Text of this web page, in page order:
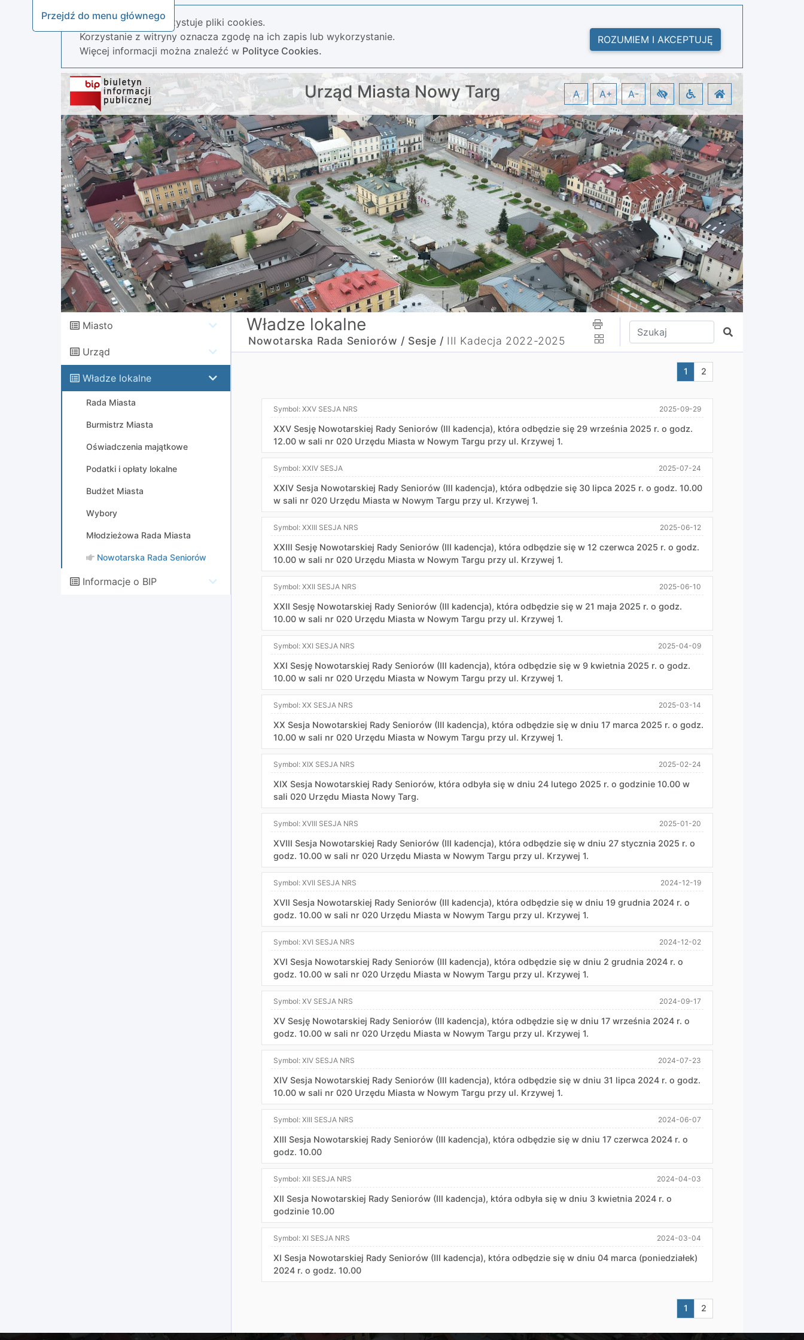
Przejdź do menu głównego
Nasza strona wykorzystuje pliki cookies.
Korzystanie z witryny oznacza zgodę na ich zapis lub wykorzystanie.
Więcej informacji można znaleźć w Polityce Cookies.
ROZUMIEM I AKCEPTUJĘ
Urząd Miasta Nowy Targ A A+ A-
Miasto
Urząd
Władze lokalne
Rada Miasta
Burmistrz Miasta
Oświadczenia majątkowe
Podatki i opłaty lokalne
Budżet Miasta
Wybory
Młodzieżowa Rada Miasta
Nowotarska Rada Seniorów
Informacje o BIP
Władze lokalne
Nowotarska Rada Seniorów / Sesje / III Kadecja 2022-2025
Wpisz tekst do wyszukania
Szukaj
Aktualna strona nr 1
1 Przejdź do strony nr 2
2
Symbol: XXV SESJA NRS 2025-09-29
XXV Sesję Nowotarskiej Rady Seniorów (III kadencja), która odbędzie się 29 września 2025 r. o godz.
12.00 w sali nr 020 Urzędu Miasta w Nowym Targu przy ul. Krzywej 1.
Symbol: XXIV SESJA 2025-07-24
XXIV Sesja Nowotarskiej Rady Seniorów (III kadencja), która odbędzie się 30 lipca 2025 r. o godz. 10.00
w sali nr 020 Urzędu Miasta w Nowym Targu przy ul. Krzywej 1.
Symbol: XXIII SESJA NRS 2025-06-12
XXIII Sesję Nowotarskiej Rady Seniorów (III kadencja), która odbędzie się w 12 czerwca 2025 r. o godz.
10.00 w sali nr 020 Urzędu Miasta w Nowym Targu przy ul. Krzywej 1.
Symbol: XXII SESJA NRS 2025-06-10
XXII Sesję Nowotarskiej Rady Seniorów (III kadencja), która odbędzie się w 21 maja 2025 r. o godz.
10.00 w sali nr 020 Urzędu Miasta w Nowym Targu przy ul. Krzywej 1.
Symbol: XXI SESJA NRS 2025-04-09
XXI Sesję Nowotarskiej Rady Seniorów (III kadencja), która odbędzie się w 9 kwietnia 2025 r. o godz.
10.00 w sali nr 020 Urzędu Miasta w Nowym Targu przy ul. Krzywej 1.
Symbol: XX SESJA NRS 2025-03-14
XX Sesja Nowotarskiej Rady Seniorów (III kadencja), która odbędzie się w dniu 17 marca 2025 r. o godz.
10.00 w sali nr 020 Urzędu Miasta w Nowym Targu przy ul. Krzywej 1.
Symbol: XIX SESJA NRS 2025-02-24
XIX Sesja Nowotarskiej Rady Seniorów, która odbyła się w dniu 24 lutego 2025 r. o godzinie 10.00 w
sali 020 Urzędu Miasta Nowy Targ.
Symbol: XVIII SESJA NRS 2025-01-20
XVIII Sesja Nowotarskiej Rady Seniorów (III kadencja), która odbędzie się w dniu 27 stycznia 2025 r. o
godz. 10.00 w sali nr 020 Urzędu Miasta w Nowym Targu przy ul. Krzywej 1.
Symbol: XVII SESJA NRS 2024-12-19
XVII Sesja Nowotarskiej Rady Seniorów (III kadencja), która odbędzie się w dniu 19 grudnia 2024 r. o
godz. 10.00 w sali nr 020 Urzędu Miasta w Nowym Targu przy ul. Krzywej 1.
Symbol: XVI SESJA NRS 2024-12-02
XVI Sesja Nowotarskiej Rady Seniorów (III kadencja), która odbędzie się w dniu 2 grudnia 2024 r. o
godz. 10.00 w sali nr 020 Urzędu Miasta w Nowym Targu przy ul. Krzywej 1.
Symbol: XV SESJA NRS 2024-09-17
XV Sesję Nowotarskiej Rady Seniorów (III kadencja), która odbędzie się w dniu 17 września 2024 r. o
godz. 10.00 w sali nr 020 Urzędu Miasta w Nowym Targu przy ul. Krzywej 1.
Symbol: XIV SESJA NRS 2024-07-23
XIV Sesja Nowotarskiej Rady Seniorów (III kadencja), która odbędzie się w dniu 31 lipca 2024 r. o godz.
10.00 w sali nr 020 Urzędu Miasta w Nowym Targu przy ul. Krzywej 1.
Symbol: XIII SESJA NRS 2024-06-07
XIII Sesja Nowotarskiej Rady Seniorów (III kadencja), która odbędzie się w dniu 17 czerwca 2024 r. o
godz. 10.00
Symbol: XII SESJA NRS 2024-04-03
XII Sesja Nowotarskiej Rady Seniorów (III kadencja), która odbyła się w dniu 3 kwietnia 2024 r. o
godzinie 10.00
Symbol: XI SESJA NRS 2024-03-04
XI Sesja Nowotarskiej Rady Seniorów (III kadencja), która odbędzie się w dniu 04 marca (poniedziałek)
2024 r. o godz. 10.00
Aktualna strona nr 1
1 Przejdź do strony nr 2
2